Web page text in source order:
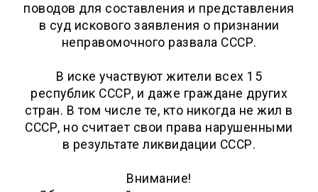
поводов для составления и представления
в суд искового заявления о признании
неправомочного развала СССР.
В иске участвуют жители всех 15
республик СССР, и даже граждане других
стран. В том числе те, кто никогда не жил в
СССР, но считает свои права нарушенными
в результате ликвидации СССР.
Внимание!